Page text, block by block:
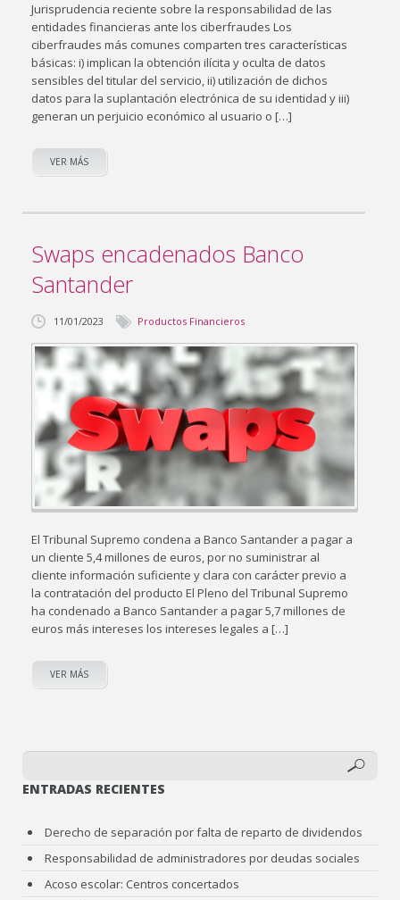
Jurisprudencia reciente sobre la responsabilidad de las
entidades financieras ante los ciberfraudes Los
ciberfraudes más comunes comparten tres características
básicas: i) implican la obtención ilícita y oculta de datos
sensibles del titular del servicio, ii) utilización de dichos
datos para la suplantación electrónica de su identidad y iii)
generan un perjuicio económico al usuario o […]
VER MÁS
Swaps encadenados Banco
Santander
11/01/2023 Productos Financieros
El Tribunal Supremo condena a Banco Santander a pagar a
un cliente 5,4 millones de euros, por no suministrar al
cliente información suficiente y clara con carácter previo a
la contratación del producto El Pleno del Tribunal Supremo
ha condenado a Banco Santander a pagar 5,7 millones de
euros más intereses los intereses legales a […]
VER MÁS
ENTRADAS RECIENTES
Derecho de separación por falta de reparto de dividendos
Responsabilidad de administradores por deudas sociales
Acoso escolar: Centros concertados